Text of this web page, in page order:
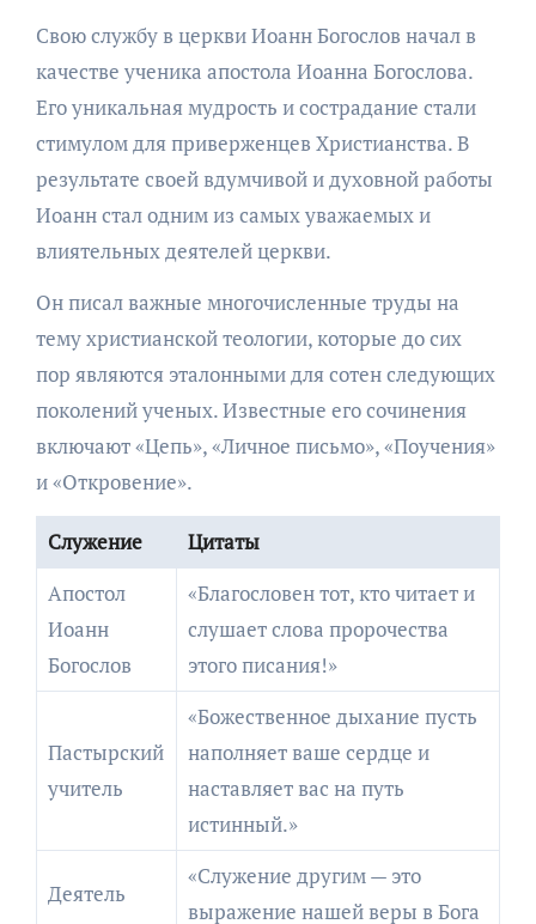
Свою службу в церкви Иоанн Богослов начал в
качестве ученика апостола Иоанна Богослова.
Его уникальная мудрость и сострадание стали
стимулом для приверженцев Христианства. В
результате своей вдумчивой и духовной работы
Иоанн стал одним из самых уважаемых и
влиятельных деятелей церкви.
Он писал важные многочисленные труды на
тему христианской теологии, которые до сих
пор являются эталонными для сотен следующих
поколений ученых. Известные его сочинения
включают «Цепь», «Личное письмо», «Поучения»
и «Откровение».
Служение
Цитаты
Апостол
Иоанн
Богослов
«Благословен тот, кто читает и
слушает слова пророчества
этого писания!»
Пастырский
учитель
«Божественное дыхание пусть
наполняет ваше сердце и
наставляет вас на путь
истинный.»
Деятель
«Служение другим — это
выражение нашей веры в Бога